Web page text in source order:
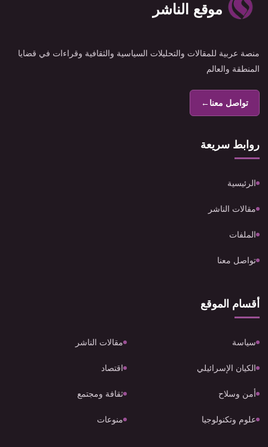
موقع الناشر
منصة عربية للمقالات والتحليلات السياسية والثقافية وقراءات في قضايا
المنطقة والعالم
تواصل معنا←
روابط سريعة
الرئيسية
مقالات الناشر
الملفات
تواصل معنا
أقسام الموقع
سياسة مقالات الناشر
الكيان الإسرائيلي اقتصاد
أمن وسلاح ثقافة ومجتمع
علوم وتكنولوجيا منوعات